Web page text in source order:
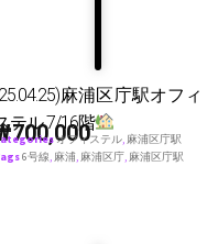
麻浦区庁駅オフィ
テル 7/16階
700,000オフィステル, 麻浦区庁駅
6号線, 麻浦, 麻浦区庁, 麻浦区庁駅